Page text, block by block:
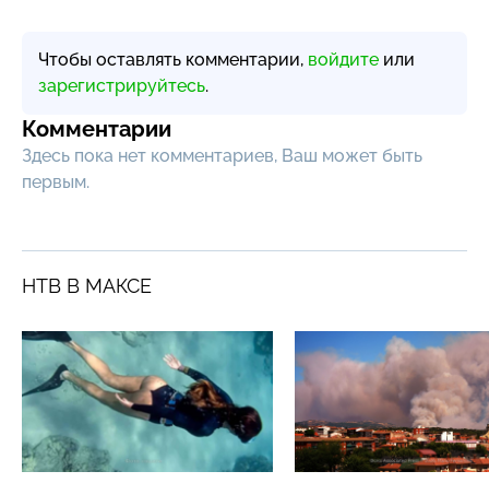
Чтобы оставлять комментарии, войдите или
зарегистрируйтесь.
Комментарии
Здесь пока нет комментариев, Ваш может быть
первым.
НТВ В МАКСЕ